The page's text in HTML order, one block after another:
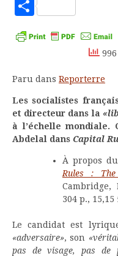
Partager
Paru dans Reporterre
Les socialistes
et directeur dans la
à l’échelle mondiale.
Abdelal dans Capital
À propos
Rules :
Cambridge,
304 p., 15,15
Le candidat est
«adversaire», son
pas de visage, pas